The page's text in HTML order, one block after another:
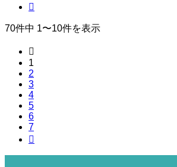

70件中 1〜10件を表示

1
2
3
4
5
6
7
